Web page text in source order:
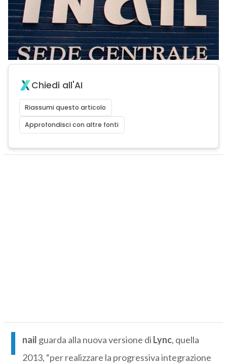
Chiedi all'AI
Riassumi questo articolo
Approfondisci con altre fonti
I nail guarda alla nuova versione di Lync, quella
2013, “per realizzare la progressiva integrazione